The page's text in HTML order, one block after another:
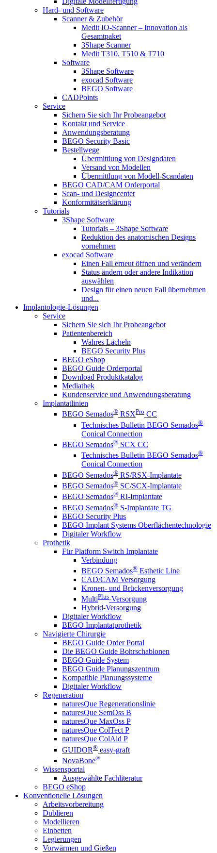
Hard- und Software
Scanner & Zubehör
Medit IO-Scanner – Innovation als
Gesamtpaket
3Shape Scanner
Medit T310, T510 & T710
Software
3Shape Software
exocad Software
BEGO Software
CADPoints
Service
Sichern Sie sich Ihr Probeangebot
Kontakt und Service
Anwendungsberatung
BEGO Security Basic
Bestellwege
Übermittlung von Designdaten
Versand von Modellen
Übermittlung von Modell-Scandaten
BEGO CAD/CAM Orderportal
Scan- und Designcenter
Konformitätserklärung
Tutorials
3Shape Software
Tutorials – 3Shape Software
Reduktion des anatomischen Designs
vornehmen
exocad Software
Einen Fall erneut öffnen und verändern
Status ändern oder andere Indikation
auswählen
Design für einen neuen Fall übernehmen
und...
Implantologie-Lösungen
Service
Sichern Sie sich Ihr Probeangebot
Patientenbereich
Wahres Lächeln
BEGO Security Plus
BEGO eShop
BEGO Guide Orderportal
Download Produktkatalog
Mediathek
Kundenservice und Anwendungsberatung
Implantatlinien
BEGO Semados® RSXPro CC
Technisches Bulletin BEGO Semados®
Conical Connection
BEGO Semados® SCX CC
Technisches Bulletin BEGO Semados®
Conical Connection
BEGO Semados® RS/RSX-Implantate
BEGO Semados® SC/SCX-Implantate
BEGO Semados® RI-Implantate
BEGO Semados® S-Implantate TG
BEGO Security Plus
BEGO Implant Systems Oberflächentechnologie
Digitaler Workflow
Prothetik
Für Platform Switch Implantate
Verbindung
BEGO Semados® Esthetic Line
CAD/CAM Versorgung
Kronen- und Brückenversorgung
MultiPlus-Versorgung
Hybrid-Versorgung
Digitaler Workflow
BEGO Implantatprothetik
Navigierte Chirurgie
BEGO Guide Order Portal
Die BEGO Guide Bohrschablonen
BEGO Guide System
BEGO Guide Planungszentrum
Kompatible Planungssysteme
Digitaler Workflow
Regeneration
naturesQue Regenerationslinie
naturesQue SemOss B
naturesQue MaxOss P
naturesQue ColTect P
naturesQue ColAid P
GUIDOR® easy-graft
NovaBone®
Wissensportal
Ausgewählte Fachliteratur
BEGO eShop
Konventionelle Lösungen
Arbeitsvorbereitung
Dublieren
Modellieren
Einbetten
Legierungen
Vorwärmen und Gießen